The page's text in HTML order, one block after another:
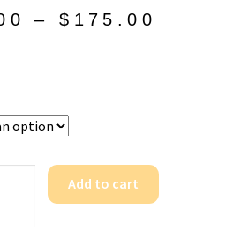
– $ 175.00
Add to cart